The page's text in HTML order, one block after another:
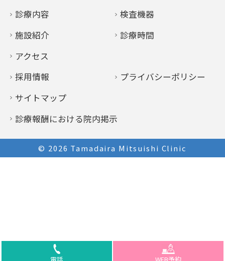
診療内容
検査機器
施設紹介
診療時間
アクセス
採用情報
プライバシーポリシー
サイトマップ
診療報酬における院内掲示
© 2026 Tamadaira Mitsuishi Clinic